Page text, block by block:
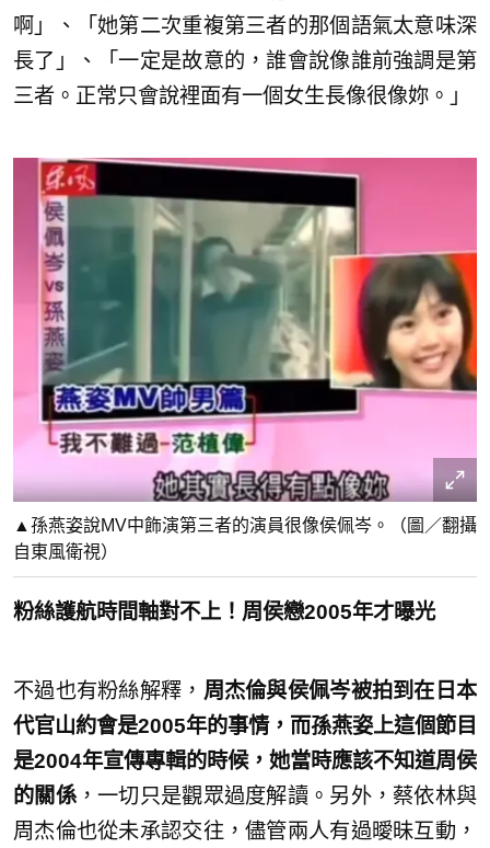
啊」、「她第二次重複第三者的那個語氣太意味深
長了」、「一定是故意的，誰會說像誰前強調是第
三者。正常只會說裡面有一個女生長像很像妳。」
▲孫燕姿說MV中飾演第三者的演員很像侯佩岑。（圖／翻攝
自東風衛視）
粉絲護航時間軸對不上！周侯戀2005年才曝光
不過也有粉絲解釋， 周杰倫與侯佩岑被拍到在日本
代官山約會是2005年的事情，而孫燕姿上這個節目
是2004年宣傳專輯的時候，她當時應該不知道周侯
的關係，一切只是觀眾過度解讀。另外，蔡依林與
周杰倫也從未承認交往，儘管兩人有過曖昧互動，